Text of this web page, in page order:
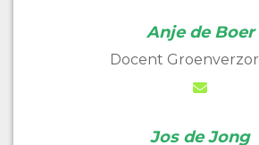
Anje de Boer
Docent
Jos de Jong